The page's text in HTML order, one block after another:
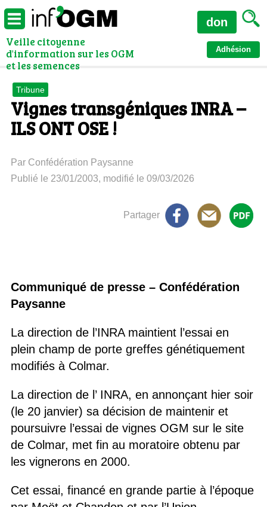
Veille citoyenne
d'information sur les OGM
et les semences
Adhésion
don
Tribune
Vignes transgéniques INRA –
ILS ONT OSE !
Par Confédération Paysanne
Publié le 23/01/2003, modifié le 09/03/2026
Partager
Communiqué de presse – Confédération
Paysanne
La direction de l’INRA maintient l’essai en
plein champ de porte greffes génétiquement
modifiés à Colmar.
La direction de l’ INRA, en annonçant hier soir
(le 20 janvier) sa décision de maintenir et
poursuivre l’essai de vignes OGM sur le site
de Colmar, met fin au moratoire obtenu par
les vignerons en 2000.
Cet essai, financé en grande partie à l’époque